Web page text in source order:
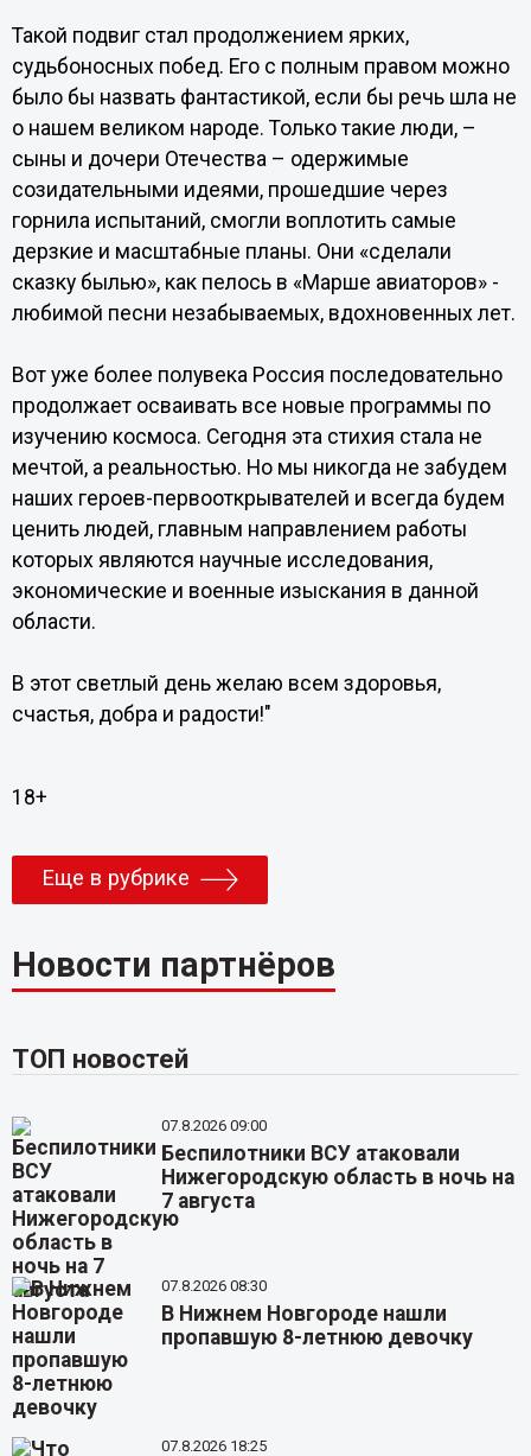
Такой подвиг стал продолжением ярких,
судьбоносных побед. Его с полным правом можно
было бы назвать фантастикой, если бы речь шла не
о нашем великом народе. Только такие люди, –
сыны и дочери Отечества – одержимые
созидательными идеями, прошедшие через
горнила испытаний, смогли воплотить самые
дерзкие и масштабные планы. Они «сделали
сказку былью», как пелось в «Марше авиаторов» -
любимой песни незабываемых, вдохновенных лет.
Вот уже более полувека Россия последовательно
продолжает осваивать все новые программы по
изучению космоса. Сегодня эта стихия стала не
мечтой, а реальностью. Но мы никогда не забудем
наших героев-первооткрывателей и всегда будем
ценить людей, главным направлением работы
которых являются научные исследования,
экономические и военные изыскания в данной
области.
В этот светлый день желаю всем здоровья,
счастья, добра и радости!"
18+
Еще в рубрике
Новости партнёров
ТОП новостей
07.8.2026 09:00
Беспилотники ВСУ атаковали
Нижегородскую область в ночь на
7 августа
07.8.2026 08:30
В Нижнем Новгороде нашли
пропавшую 8-летнюю девочку
07.8.2026 18:25